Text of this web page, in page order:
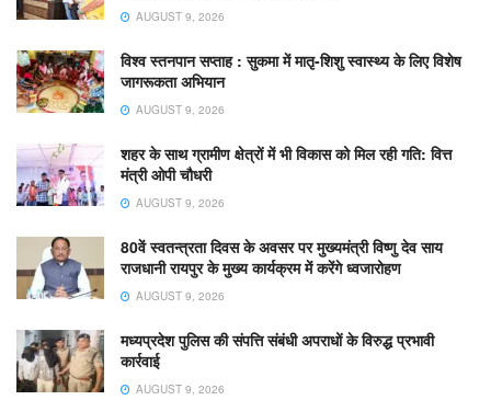
AUGUST 9, 2026
विश्व स्तनपान सप्ताह : सुकमा में मातृ-शिशु स्वास्थ्य के लिए विशेष
जागरूकता अभियान
AUGUST 9, 2026
शहर के साथ ग्रामीण क्षेत्रों में भी विकास को मिल रही गति: वित्त
मंत्री ओपी चौधरी
AUGUST 9, 2026
80वें स्वतन्त्रता दिवस के अवसर पर मुख्यमंत्री विष्णु देव साय
राजधानी रायपुर के मुख्य कार्यक्रम में करेंगे ध्वजारोहण
AUGUST 9, 2026
मध्यप्रदेश पुलिस की संपत्ति संबंधी अपराधों के विरुद्ध प्रभावी
कार्रवाई
AUGUST 9, 2026